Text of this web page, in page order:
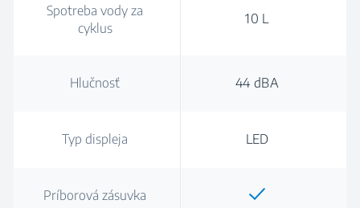
Spotreba vody za
cyklus
10 L
Hlučnosť 44 dBA
Typ displeja LED
Príborová zásuvka